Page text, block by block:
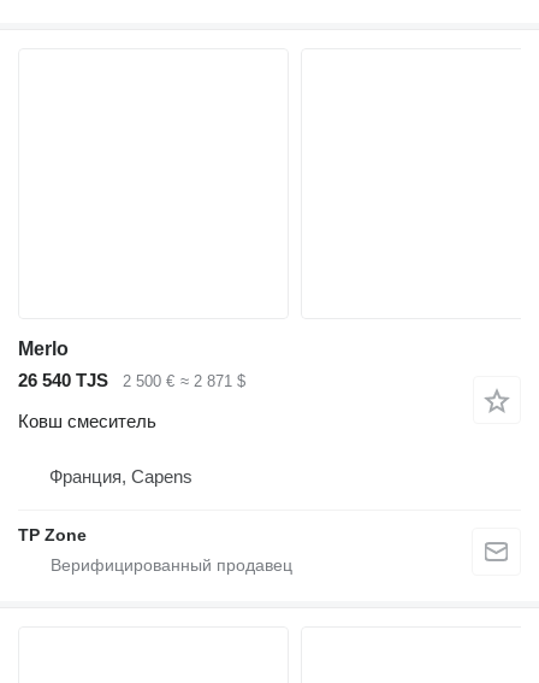
Merlo
26 540 TJS
2 500 € ≈ 2 871 $
Ковш смеситель
Франция, Capens
TP Zone